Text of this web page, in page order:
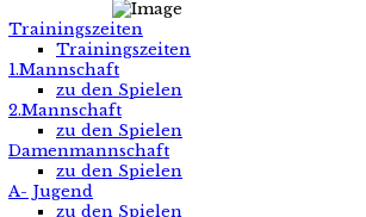
Trainingszeiten
Trainingszeiten
1.Mannschaft
zu den Spielen
2.Mannschaft
zu den Spielen
Damenmannschaft
zu den Spielen
A- Jugend
zu den Spielen